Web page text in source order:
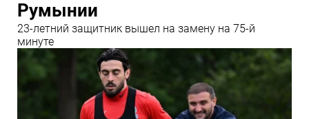
Румынии
23-летний защитник вышел на замену на 75-й
минуте